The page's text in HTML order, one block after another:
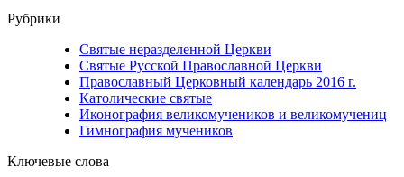
Рубрики
Святые неразделенной Церкви
Святые Русской Православной Церкви
Православный Церковный календарь 2016 г.
Католические святые
Иконография великомучеников и великомучениц
Гимнография мучеников
Ключевые слова